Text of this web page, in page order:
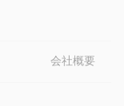
会社概要